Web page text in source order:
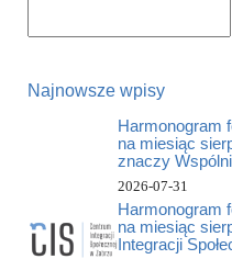
Najnowsze wpisy
Harmonogram
na miesiąc
znaczy
2026-07-31
Harmonogram
na miesiąc
Integracji